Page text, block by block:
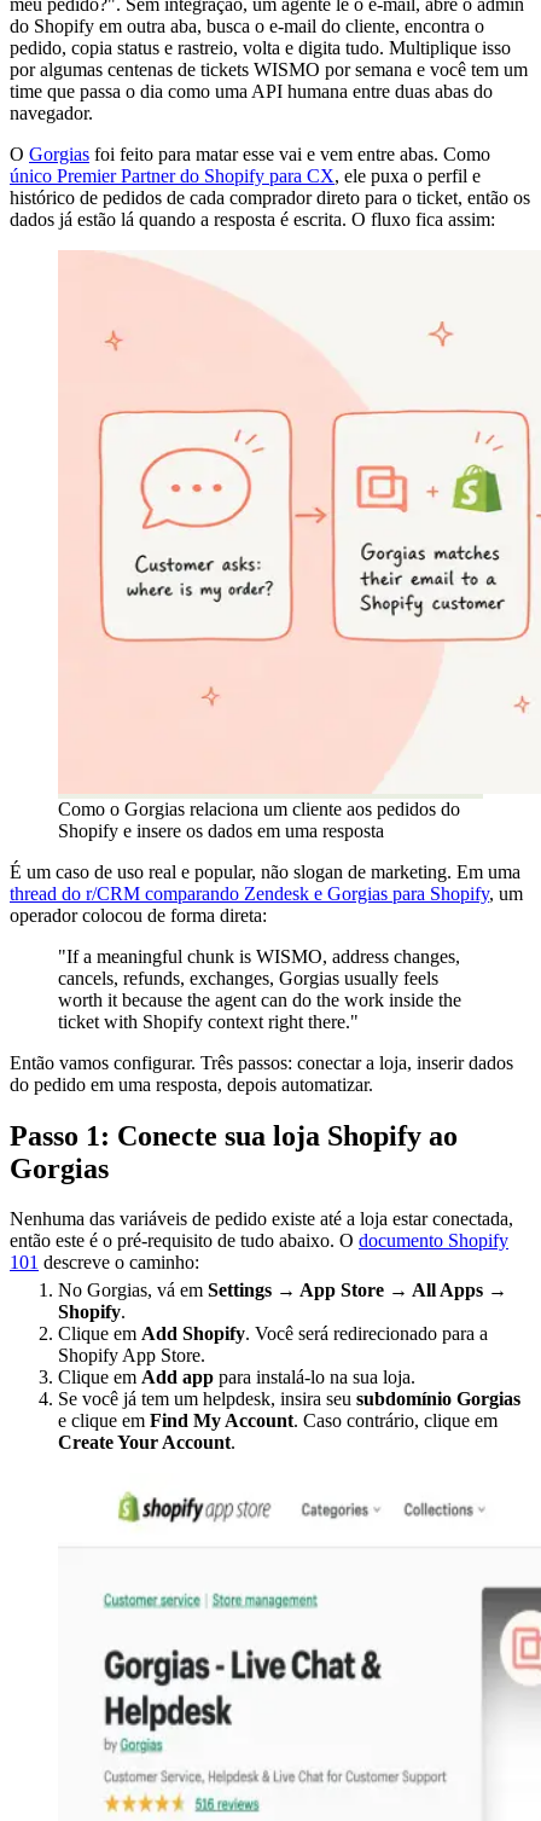
do Shopify em outra aba, busca o e-mail do cliente, encontra o
pedido, copia status e rastreio, volta e digita tudo. Multiplique isso
por algumas centenas de tickets WISMO por semana e você tem um
time que passa o dia como uma API humana entre duas abas do
navegador.
O Gorgias foi feito para matar esse vai e vem entre abas. Como
único Premier Partner do Shopify para CX, ele puxa o perfil e
histórico de pedidos de cada comprador direto para o ticket, então os
dados já estão lá quando a resposta é escrita. O fluxo fica assim:
Como o Gorgias relaciona um cliente aos pedidos do
Shopify e insere os dados em uma resposta
É um caso de uso real e popular, não slogan de marketing. Em uma
thread do r/CRM comparando Zendesk e Gorgias para Shopify, um
operador colocou de forma direta:
"If a meaningful chunk is WISMO, address changes,
cancels, refunds, exchanges, Gorgias usually feels
worth it because the agent can do the work inside the
ticket with Shopify context right there."
Então vamos configurar. Três passos: conectar a loja, inserir dados
do pedido em uma resposta, depois automatizar.
Passo 1: Conecte sua loja Shopify ao
Gorgias
Nenhuma das variáveis de pedido existe até a loja estar conectada,
então este é o pré-requisito de tudo abaixo. O documento Shopify
101 descreve o caminho:
No Gorgias, vá em Settings → App Store → All Apps →
Shopify.
Clique em Add Shopify. Você será redirecionado para a
Shopify App Store.
Clique em Add app para instalá-lo na sua loja.
Se você já tem um helpdesk, insira seu subdomínio Gorgias
e clique em Find My Account. Caso contrário, clique em
Create Your Account.